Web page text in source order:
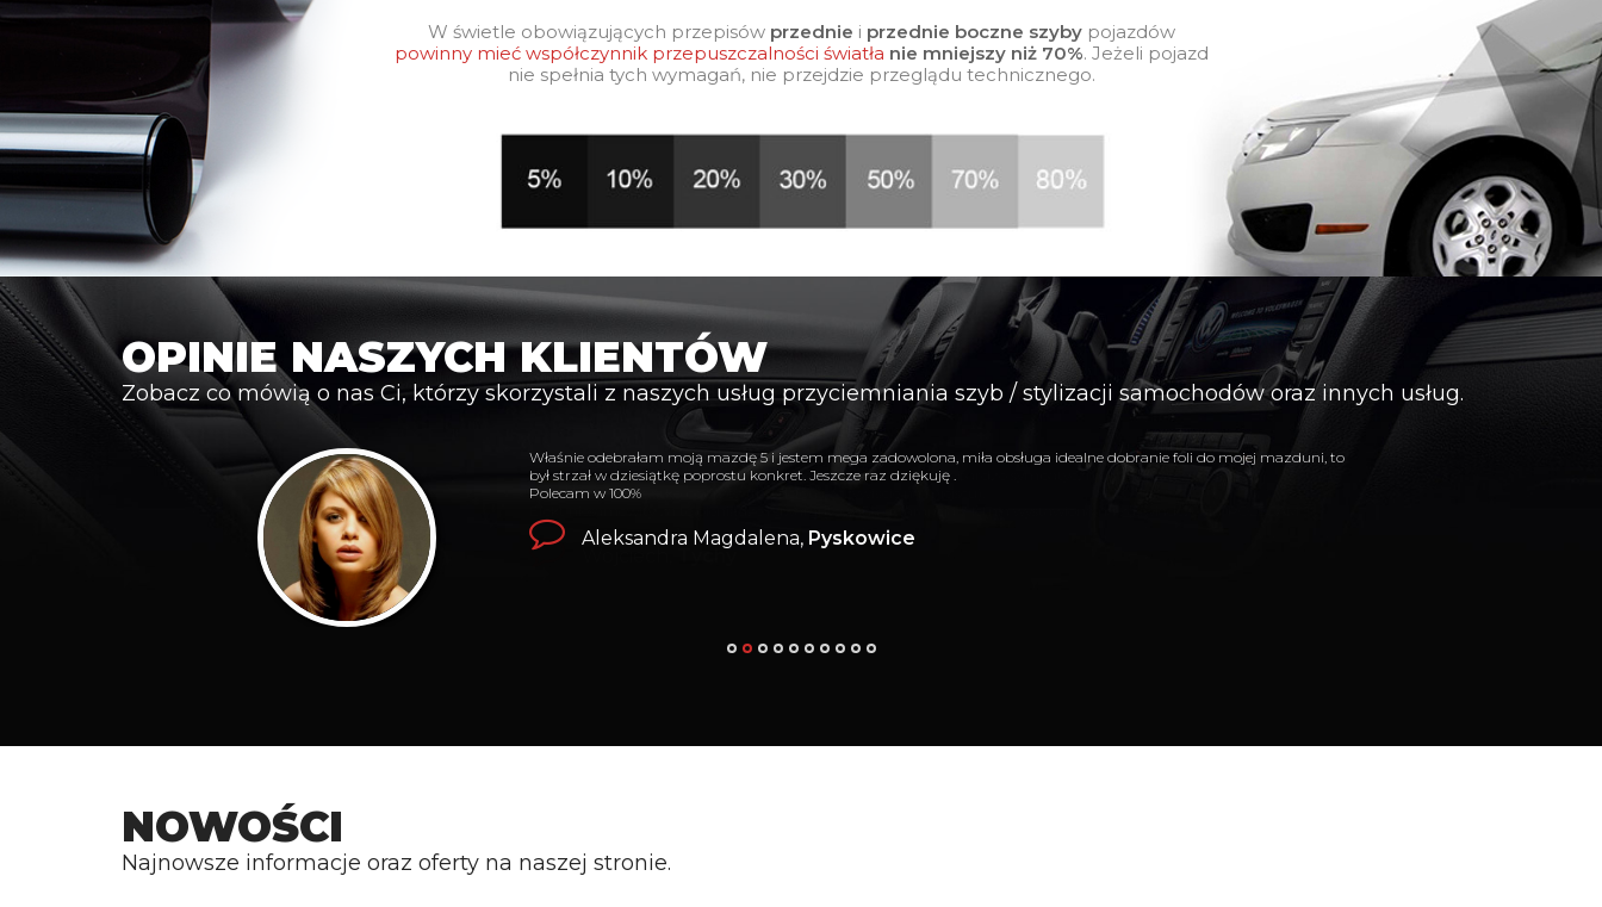
W świetle obowiązujących przepisów przednie i przednie boczne szybypojazdów
powinny mieć współczynnik przepuszczalności światła nie mniejszy niż 70%. Jeżeli pojazd
nie spełnia tych wymagań, nie przejdzie przeglądu technicznego.
OPINIE NASZYCH KLIENTÓW
Zobacz co mówią o nas Ci, którzy skorzystali z naszych usług przyciemniania szyb / stylizacji samochodów oraz innych usług.
Bardzo profesjonalne podejście do wykonywanej usługi.
Folie mega :D Firma bardzo rzeczowa, dotrzymująca terminu bardzo sympatyczna atmosfera możliwość
uzgodnienia wszystko poprzez (fb, telefon i oczywiście na miejscu).
NOWOŚCI
Najnowsze informacje oraz oferty na naszej stronie.